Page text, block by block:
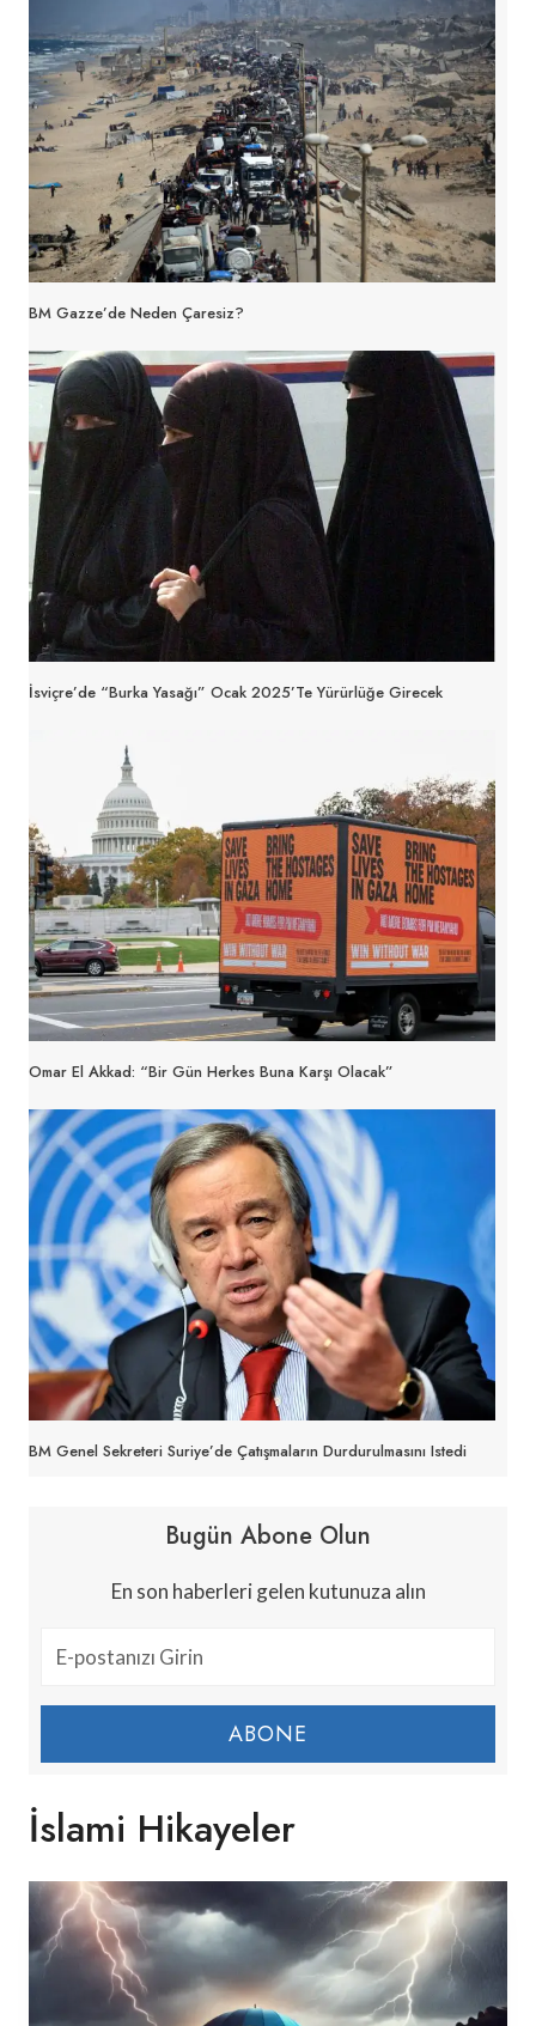
BM Gazze’de Neden Çaresiz?
İsviçre’de “Burka Yasağı” Ocak 2025’te Yürürlüğe Girecek
Omar El Akkad: “Bir Gün Herkes Buna Karşı Olacak”
BM Genel Sekreteri Suriye’de Çatışmaların Durdurulmasını Istedi
Bugün Abone Olun
En son haberleri gelen kutunuza alın
ABONE
İslami Hikayeler